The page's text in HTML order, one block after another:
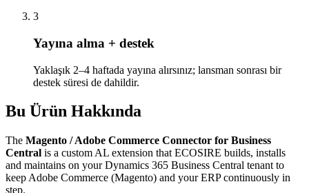
3
Yayına alma + destek
Yaklaşık 2–4 haftada yayına alırsınız; lansman sonrası bir
destek süresi de dahildir.
Bu Ürün Hakkında
The Magento / Adobe Commerce Connector for Business
Central is a custom AL extension that ECOSIRE builds, installs
and maintains on your Dynamics 365 Business Central tenant to
keep Adobe Commerce (Magento) and your ERP continuously in
step.